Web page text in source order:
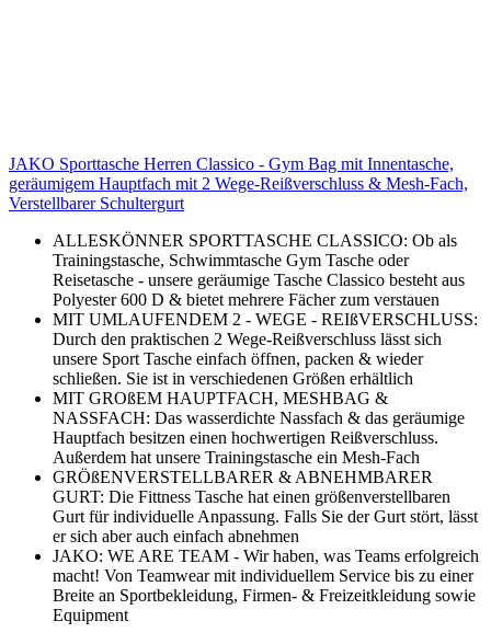
JAKO Sporttasche Herren Classico - Gym Bag mit Innentasche,
geräumigem Hauptfach mit 2 Wege-Reißverschluss & Mesh-Fach,
Verstellbarer Schultergurt
ALLESKÖNNER SPORTTASCHE CLASSICO: Ob als
Trainingstasche, Schwimmtasche Gym Tasche oder
Reisetasche - unsere geräumige Tasche Classico besteht aus
Polyester 600 D & bietet mehrere Fächer zum verstauen
MIT UMLAUFENDEM 2 - WEGE - REIßVERSCHLUSS:
Durch den praktischen 2 Wege-Reißverschluss lässt sich
unsere Sport Tasche einfach öffnen, packen & wieder
schließen. Sie ist in verschiedenen Größen erhältlich
MIT GROßEM HAUPTFACH, MESHBAG &
NASSFACH: Das wasserdichte Nassfach & das geräumige
Hauptfach besitzen einen hochwertigen Reißverschluss.
Außerdem hat unsere Trainingstasche ein Mesh-Fach
GRÖßENVERSTELLBARER & ABNEHMBARER
GURT: Die Fittness Tasche hat einen größenverstellbaren
Gurt für individuelle Anpassung. Falls Sie der Gurt stört, lässt
er sich aber auch einfach abnehmen
JAKO: WE ARE TEAM - Wir haben, was Teams erfolgreich
macht! Von Teamwear mit individuellem Service bis zu einer
Breite an Sportbekleidung, Firmen- & Freizeitkleidung sowie
Equipment